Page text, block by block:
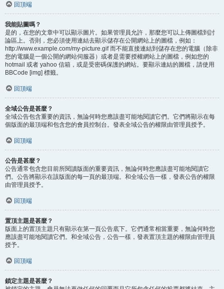
回頂端
我能貼圖嗎？
是的，在您的文章中可以顯示圖片。如果管理員允許，那麼您可以上傳圖檔到討
論區上。否則，您必須使用連結去顯示儲存在公開網站上的圖檔，例如：
http://www.example.com/my-picture.gif 而不能直接連結到儲存在您的電腦（除非
您的電腦是一個公開的網站伺服器）或者是需要授權網站上的圖檔，例如您的
hotmail 或者 yahoo 信箱，或是受密碼保護的網站。要顯示連結的圖檔，請使用
BBCode [img] 標籤。
回頂端
全域公告是甚麼？
全域公告包含重要的資訊，無論何時您應該盡可能地閱讀它們。它們將顯示在每
個版面的最頂端和包含您的會員控制台。發表全域公告的權限由管理員授予。
回頂端
公告是甚麼？
公告通常包含您目前所閱讀版面的重要資訊，無論何時您應該盡可能地閱讀它
們。公告將顯示在該版面的每一頁的最頂端。和全域公告一樣，發表公告的權限
由管理員授予。
回頂端
置頂主題是甚麼？
版面上的置頂主題只有顯示在第一頁公告底下。它們通常相當重要，無論何時您
應該盡可能地閱讀它們。和全域公告，公告一樣，發表置頂主題的權限由管理員
授予。
回頂端
鎖定主題是甚麼？